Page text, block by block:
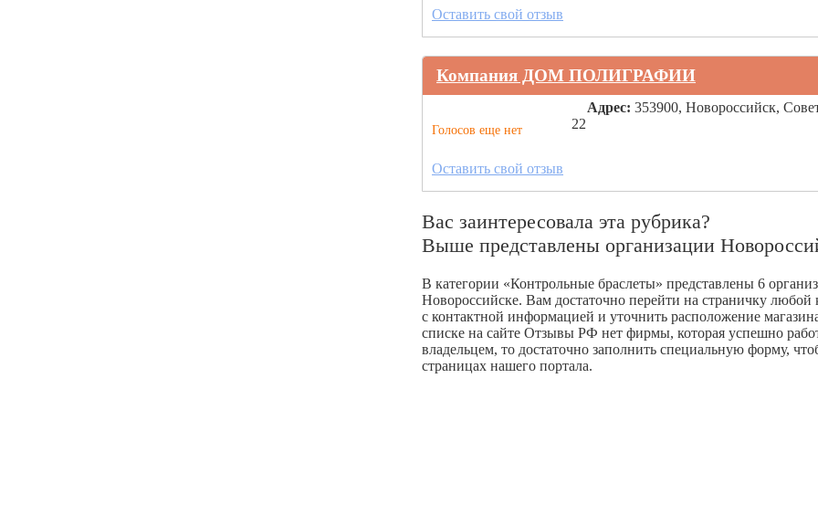
Оставить свой отзыв
Компания ДОМ ПОЛИГРАФИИ
Голосов еще нет
Адрес: 353900, Новороссийск,
22
Оставить свой отзыв
Вас заинтересовала эта рубрика?
Выше представлены организации
В категории «Контрольные браслеты» представлены 6
Новороссийске. Вам достаточно перейти на страничку
с контактной информацией и уточнить расположение
списке на сайте Отзывы РФ нет фирмы, которая успешно
владельцем, то достаточно заполнить специальную форму,
страницах нашего портала.